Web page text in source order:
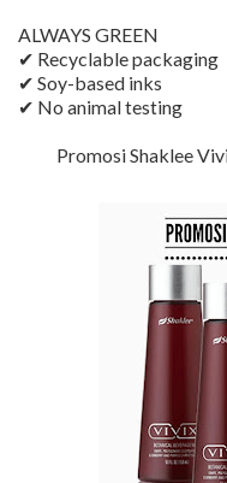
ALWAYS GREEN
✔ Recyclable packaging
✔ Soy-based inks
✔ No animal testing
Promosi Shaklee